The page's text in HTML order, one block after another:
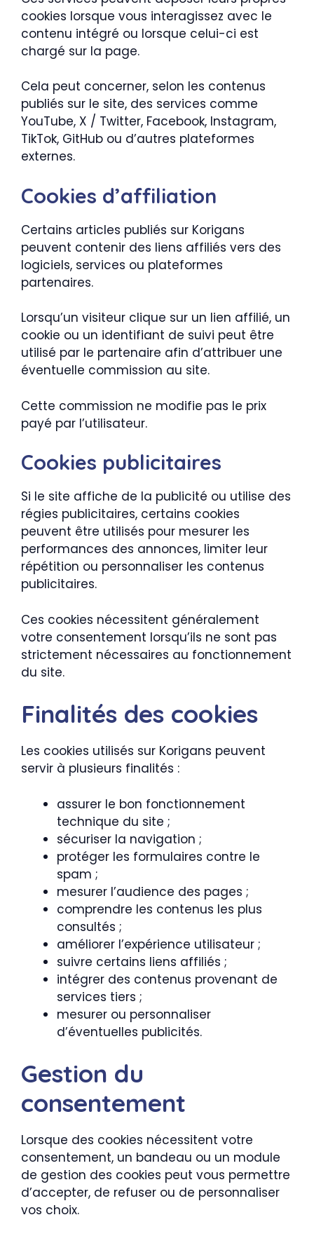
cookies lorsque vous interagissez avec le
contenu intégré ou lorsque celui-ci est
chargé sur la page.
Cela peut concerner, selon les contenus
publiés sur le site, des services comme
YouTube, X / Twitter, Facebook, Instagram,
TikTok, GitHub ou d’autres plateformes
externes.
Cookies d’affiliation
Certains articles publiés sur Korigans
peuvent contenir des liens affiliés vers des
logiciels, services ou plateformes
partenaires.
Lorsqu’un visiteur clique sur un lien affilié, un
cookie ou un identifiant de suivi peut être
utilisé par le partenaire afin d’attribuer une
éventuelle commission au site.
Cette commission ne modifie pas le prix
payé par l’utilisateur.
Cookies publicitaires
Si le site affiche de la publicité ou utilise des
régies publicitaires, certains cookies
peuvent être utilisés pour mesurer les
performances des annonces, limiter leur
répétition ou personnaliser les contenus
publicitaires.
Ces cookies nécessitent généralement
votre consentement lorsqu’ils ne sont pas
strictement nécessaires au fonctionnement
du site.
Finalités des cookies
Les cookies utilisés sur Korigans peuvent
servir à plusieurs finalités :
assurer le bon fonctionnement
technique du site ;
sécuriser la navigation ;
protéger les formulaires contre le
spam ;
mesurer l’audience des pages ;
comprendre les contenus les plus
consultés ;
améliorer l’expérience utilisateur ;
suivre certains liens affiliés ;
intégrer des contenus provenant de
services tiers ;
mesurer ou personnaliser
d’éventuelles publicités.
Gestion du
consentement
Lorsque des cookies nécessitent votre
consentement, un bandeau ou un module
de gestion des cookies peut vous permettre
d’accepter, de refuser ou de personnaliser
vos choix.